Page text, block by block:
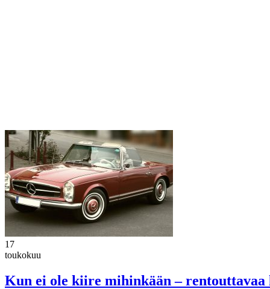
17
toukokuu
Kun ei ole kiire mihinkään – rentouttavaa